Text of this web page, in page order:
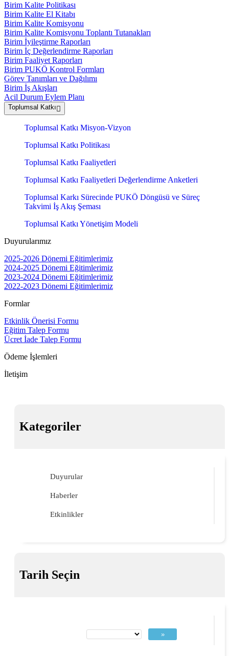
Birim Kalite Politikası
Birim Kalite El Kitabı
Birim Kalite Komisyonu
Birim Kalite Komisyonu Toplantı Tutanakları
Birim İyileştirme Raporları
Birim İç Değerlendirme Raporları
Birim Faaliyet Raporları
Birim PUKÖ Kontrol Formları
Görev Tanımları ve Dağılımı
Birim İş Akışları
Acil Durum Eylem Planı
Toplumsal Katkı
Toplumsal Katkı Misyon-Vizyon
Toplumsal Katkı Politikası
Toplumsal Katkı Faaliyetleri
Toplumsal Katkı Faaliyetleri Değerlendirme Anketleri
Toplumsal Karkı Sürecinde PUKÖ Döngüsü ve Süreç
Takvimi İş Akış Şeması
Toplumsal Katkı Yönetişim Modeli
Duyurularımız
2025-2026 Dönemi Eğitimlerimiz
2024-2025 Dönemi Eğitimlerimiz
2023-2024 Dönemi Eğitimlerimiz
2022-2023 Dönemi Eğitimlerimiz
Formlar
Etkinlik Önerisi Formu
Eğitim Talep Formu
Ücret İade Talep Formu
Ödeme İşlemleri
İletişim
Kategoriler
Duyurular
Haberler
Etkinlikler
Tarih Seçin
»